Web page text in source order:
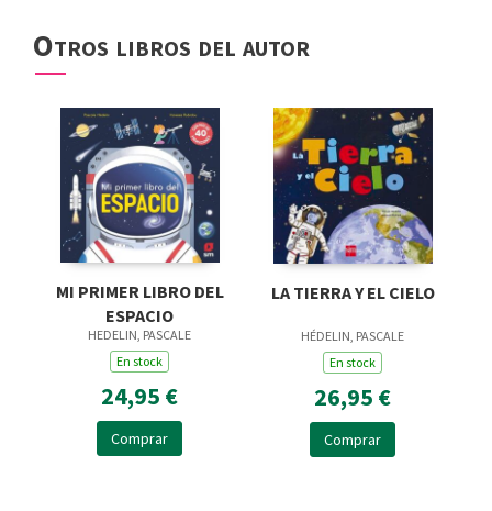
Otros libros del autor
MI PRIMER LIBRO DEL
ESPACIO
HEDELIN, PASCALE
En stock
24,95 €
Comprar
LA TIERRA Y EL CIELO
HÉDELIN, PASCALE
En stock
26,95 €
Comprar